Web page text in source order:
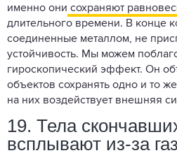
именно они сохраняют
длительного времени. В конце
соединенные металлом, не
устойчивость. Мы можем
гироскопический эффект. Он
объектов сохранять одно и то
на них воздействует внешняя
19. Тела
всплывают из-за